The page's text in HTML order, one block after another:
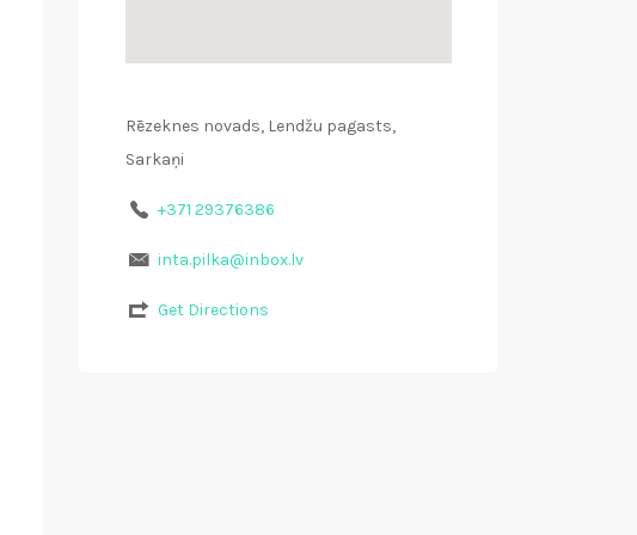
Rēzeknes novads, Lendžu pagasts,
Sarkaņi
+371 29376386
inta.pilka@inbox.lv
Get Directions